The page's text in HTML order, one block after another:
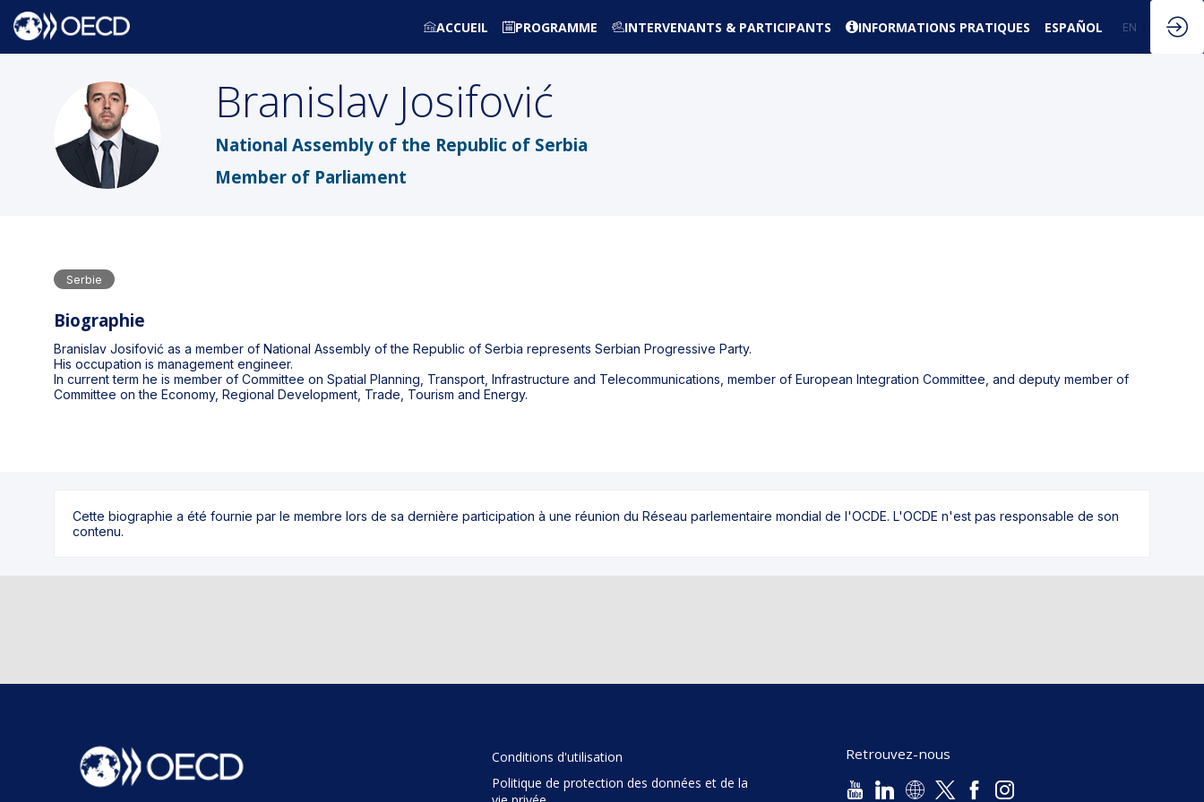
ACCUEIL PROGRAMME INTERVENANTS & PARTICIPANTS INFORMATIONS PRATIQUES ESPAÑOL EN
BJ
Branislav Josifović
National Assembly of the Republic of Serbia
Member of Parliament
Serbie
Biographie
Branislav Josifović as a member of National Assembly of the Republic of Serbia represents Serbian Progressive Party.
His occupation is management engineer.
In current term he is member of Committee on Spatial Planning, Transport, Infrastructure and Telecommunications, member of European Integration Committee, and deputy member of
Committee on the Economy, Regional Development, Trade, Tourism and Energy.
Cette biographie a été fournie par le membre lors de sa dernière participation à une réunion du Réseau parlementaire mondial de l'OCDE. L'OCDE n'est pas responsable de son
contenu.
Conditions d'utilisation
Politique de protection des données et de la
Retrouvez-nous